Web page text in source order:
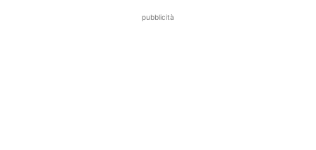
pubblicità